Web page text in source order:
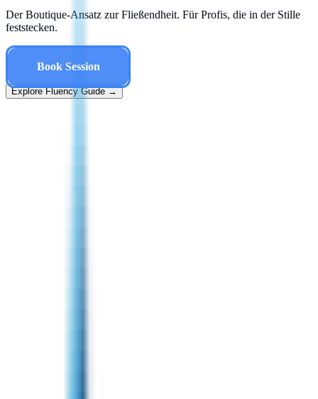
Der Boutique-Ansatz zur Fließendheit. Für Profis, die in der Stille
feststecken.
Explore Fluency Guide →